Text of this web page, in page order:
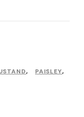
, PAISLEY,